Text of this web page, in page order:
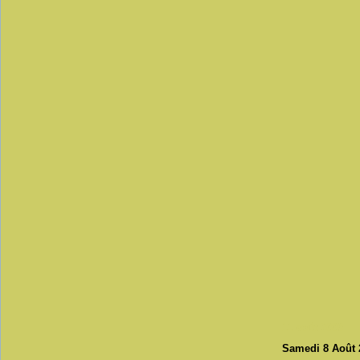
Samedi 8 Août